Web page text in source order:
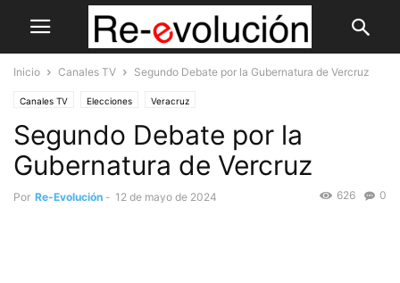
Inicio Canales TV Segundo Debate por la Gubernatura de Vercruz
Canales TV Elecciones Veracruz
Segundo Debate por la
Gubernatura de Vercruz
Por Re-Evolución - 12 de mayo de 2024 0
626